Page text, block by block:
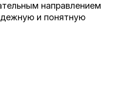
направлением
и понятную